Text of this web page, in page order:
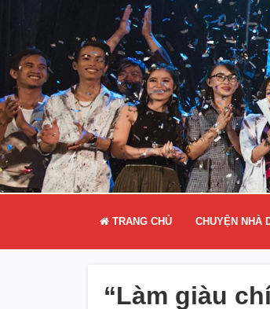
TRANG CHỦ CHUYỆN NHÀ
“Làm giàu